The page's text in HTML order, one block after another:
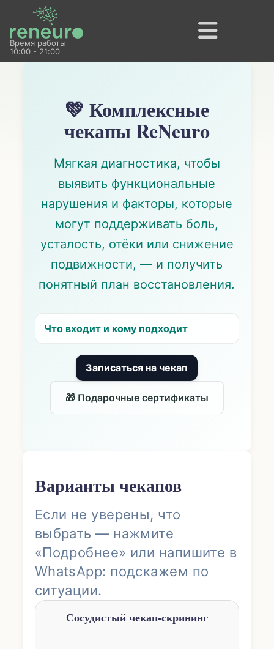
Время работы
10:00 - 21:00
💚 Комплексные
чекапы ReNeuro
Мягкая диагностика, чтобы
выявить функциональные
нарушения и факторы, которые
могут поддерживать боль,
усталость, отёки или снижение
подвижности, — и получить
понятный план восстановления.
Что входит и кому подходит
Записаться на чекап
🎁 Подарочные сертификаты
Варианты чекапов
Если не уверены, что
выбрать — нажмите
«Подробнее» или напишите в
WhatsApp: подскажем по
ситуации.
Сосудистый чекап-скрининг